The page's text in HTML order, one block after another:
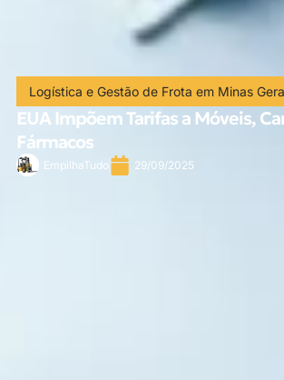
Logística e Gestão de Frota em Minas
EUA Impõem Tarifas a Móveis,
Fármacos
EmpilhaTudo 29/09/2025